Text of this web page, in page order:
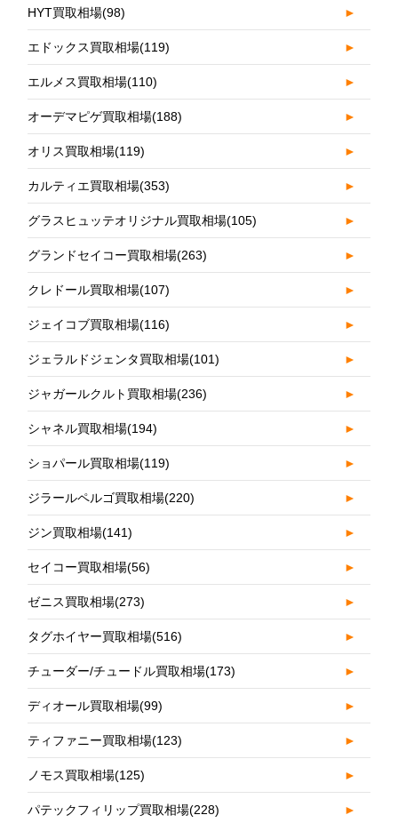
HYT買取相場(98) ►
エドックス買取相場(119) ►
エルメス買取相場(110) ►
オーデマピゲ買取相場(188) ►
オリス買取相場(119) ►
カルティエ買取相場(353) ►
グラスヒュッテオリジナル買取相場(105) ►
グランドセイコー買取相場(263) ►
クレドール買取相場(107) ►
ジェイコブ買取相場(116) ►
ジェラルドジェンタ買取相場(101) ►
ジャガールクルト買取相場(236) ►
シャネル買取相場(194) ►
ショパール買取相場(119) ►
ジラールペルゴ買取相場(220) ►
ジン買取相場(141) ►
セイコー買取相場(56) ►
ゼニス買取相場(273) ►
タグホイヤー買取相場(516) ►
チューダー/チュードル買取相場(173) ►
ディオール買取相場(99) ►
ティファニー買取相場(123) ►
ノモス買取相場(125) ►
パテックフィリップ買取相場(228) ►